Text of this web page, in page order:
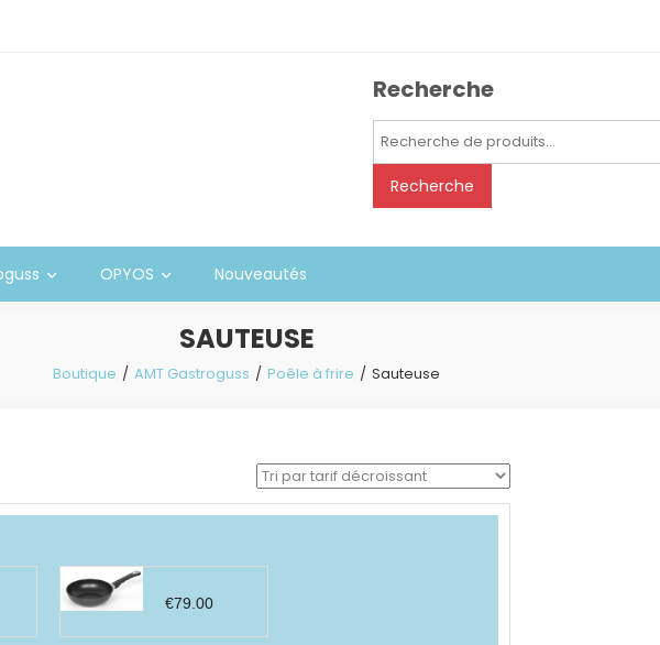
Recherche
Recherche
Recherche
OPYOS Nouveautés
SAUTEUSE
Boutique AMT Gastroguss Poêle à frire Sauteuse
€79.00